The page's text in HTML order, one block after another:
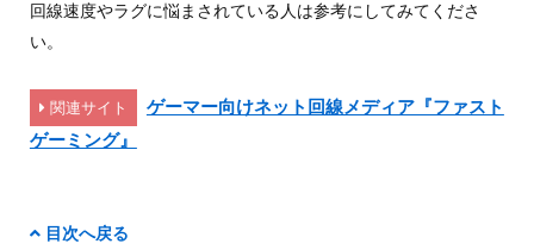
回線速度やラグに悩まされている人は参考にしてみてくださ
い。
関連サイト
ゲーマー向けネット回線メディア『ファスト
ゲーミング』
目次へ戻る